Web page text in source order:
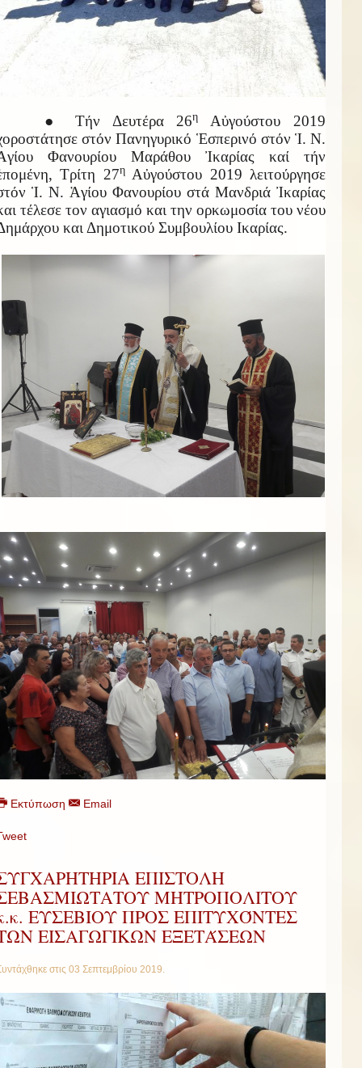
● Τήν Δευτέρα 26η
Αὐγούστου 2019
στόν Πανηγυρικό Ἑσπερινό στόν Ἱ. Ν.
Φανουρίου Μαράθου Ἰκαρίας καί τήν
Τρίτη 27ηΑὐγούστου 2019 λειτούργησε
Ἱ. Ν. Ἁγίου Φανουρίου στά Μανδριά Ἰκαρίας
τέλεσε τον αγιασμό και την ορκωμοσία του νέου
και Δημοτικού Συμβουλίου Ικαρίας.
Εκτύπωση Email
ΕΠΙΣΤΟΛΗ
ΜΗΤΡΟΠΟΛΙΤΟΥ
ΕΥΣΕΒΙΟΥ ΠΡΟΣ ΕΠΙΤΥΧΌΝΤΕΣ
ΕΙΣΑΓΩΓΙΚΩΝ ΕΞΕΤΆΣΕΩN
στις 03 Σεπτεμβρίου 2019.